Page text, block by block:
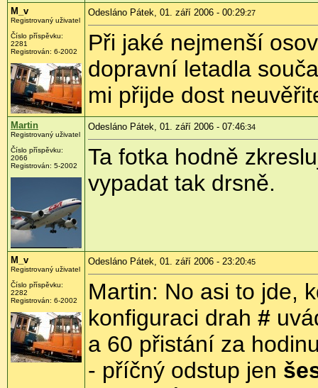
M_v
Registrovaný uživatel
Číslo příspěvku:
2281
Registrován: 6-2002
Odesláno Pátek, 01. září 2006 - 00:29:27
Při jaké nejmenší
dopravní letadla
mi přijde dost
Martin
Registrovaný uživatel
Číslo příspěvku:
2066
Registrován: 5-2002
Odesláno Pátek, 01. září 2006 - 07:46:34
Ta fotka hodně
vypadat tak drsně.
M_v
Registrovaný uživatel
Číslo příspěvku:
2282
Registrován: 6-2002
Odesláno Pátek, 01. září 2006 - 23:20:45
Martin: No asi to jde,
konfiguraci drah #
a 60 přistání za
- příčný odstup jen